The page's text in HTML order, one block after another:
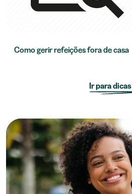
Como gerir refeições fora de casa
Ir para dicas